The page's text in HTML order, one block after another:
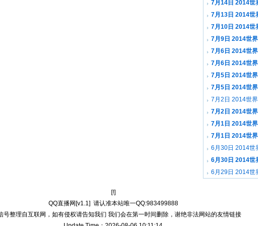
7月14日 2014世
7月13日 2014世
7月10日 2014世
7月9日 2014世
7月6日 2014世
载7月6日 2014世
7月5日 2014世
7月5日 2014世
7月2日 2014世
7月2日 2014世
7月1日 2014世
载7月1日 2014世
6月30日 2014世
载6月30日 2014世
6月29日 2014世
[!]
QQ直播网[v1.1] 请认准本站唯一QQ:983499888
号整理自互联网，如有侵权请告知我们 我们会在第一时间删除，谢绝非法网站的友情链接